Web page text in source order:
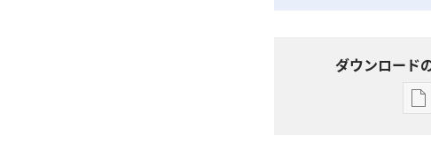
ダウンロード
出